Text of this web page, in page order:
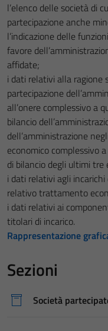
l’elenco delle società di
partecipazione anche
l’indicazione delle
favore
affidate;
i dati relativi alla ragione
partecipazione
all’onere complessivo a
bilancio
dell’amministrazione
economico complessivo
di bilancio degli ultimi tre
i dati relativi agli
relativo trattamento
i dati relativi ai
titolari di incarico.
Rappresentazione
Sezioni
Società